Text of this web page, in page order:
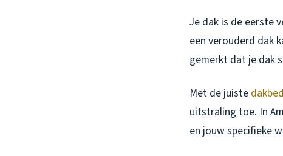
Je dak is de eerste
een verouderd dak
gemerkt dat je dak
Met de juiste
uitstraling toe. In
en jouw specifieke